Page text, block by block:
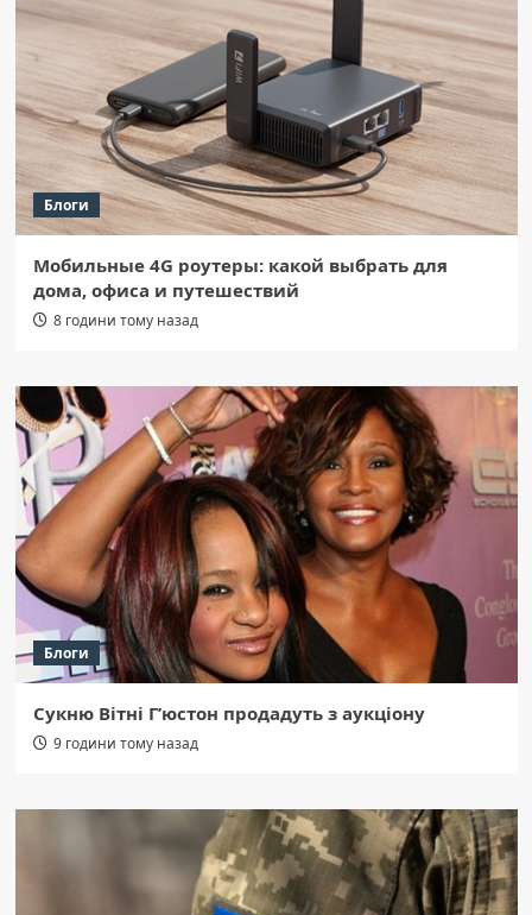
Блоги
Мобильные 4G роутеры: какой выбрать для
дома, офиса и путешествий
8 години тому назад
Блоги
Сукню Вітні Г’юстон продадуть з аукціону
9 години тому назад